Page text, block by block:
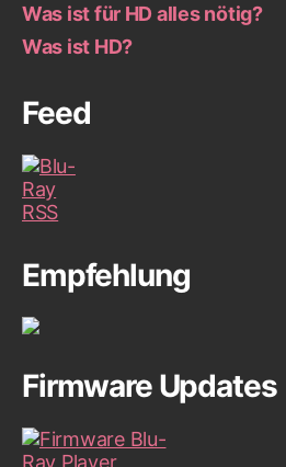
Was ist für HD alles nötig?
Was ist HD?
Feed
Empfehlung
Firmware Updates